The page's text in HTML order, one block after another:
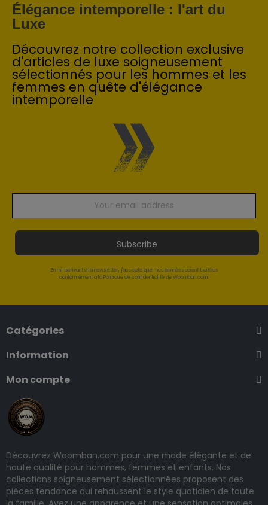
Élégance intemporelle : l'art du
Luxe
Découvrez notre collection exclusive
d'articles de luxe soigneusement
sélectionnés pour les hommes et les
femmes en quête d'élégance
intemporelle
Subscribe
En m'inscrivant à la newsletter, j'accepte que mes données soient traitées
conformément à la Politique de confidentialité de Woomban.com.
Catégories
Information
Mon compte
Découvrez Woomban.com pour une mode élégante et de
haute qualité pour hommes, femmes et enfants. Nos
collections soigneusement sélectionnées proposent des
pièces tendance qui rehaussent le style quotidien de toute